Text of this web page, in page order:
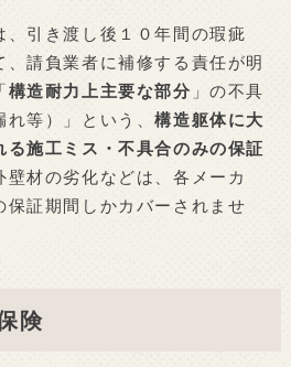
、引き渡し後１０年間の瑕疵
、請負業者に補修する責任が明
構造耐力上主要な部分 」の不具
れ等）」という、構造躯体に大
る施工ミス・不具合のみの保証
材の劣化などは、各メーカ
保証期間しかカバーされませ
険